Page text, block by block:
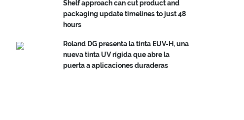
Shelf approach can cut product and
packaging update timelines to just 48
hours
Roland DG presenta la tinta EUV-H, una
nueva tinta UV rígida que abre la
puerta a aplicaciones duraderas